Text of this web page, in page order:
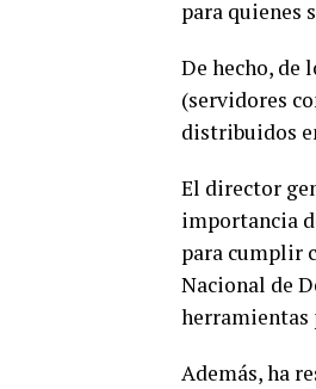
para quienes
De hecho, de
(servidores
distribuidos
El director
importancia
para cumplir
Nacional de
herramientas
Además, ha